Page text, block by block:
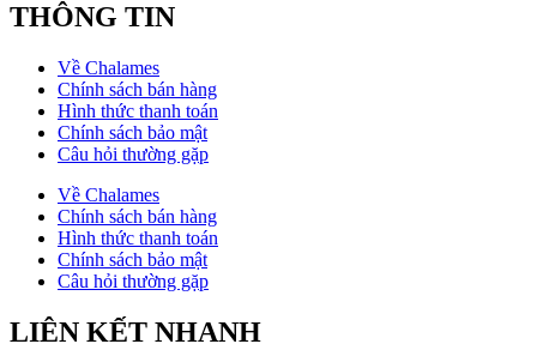
THÔNG TIN
Về Chalames
Chính sách bán hàng
Hình thức thanh toán
Chính sách bảo mật
Câu hỏi thường gặp
Về Chalames
Chính sách bán hàng
Hình thức thanh toán
Chính sách bảo mật
Câu hỏi thường gặp
LIÊN KẾT NHANH